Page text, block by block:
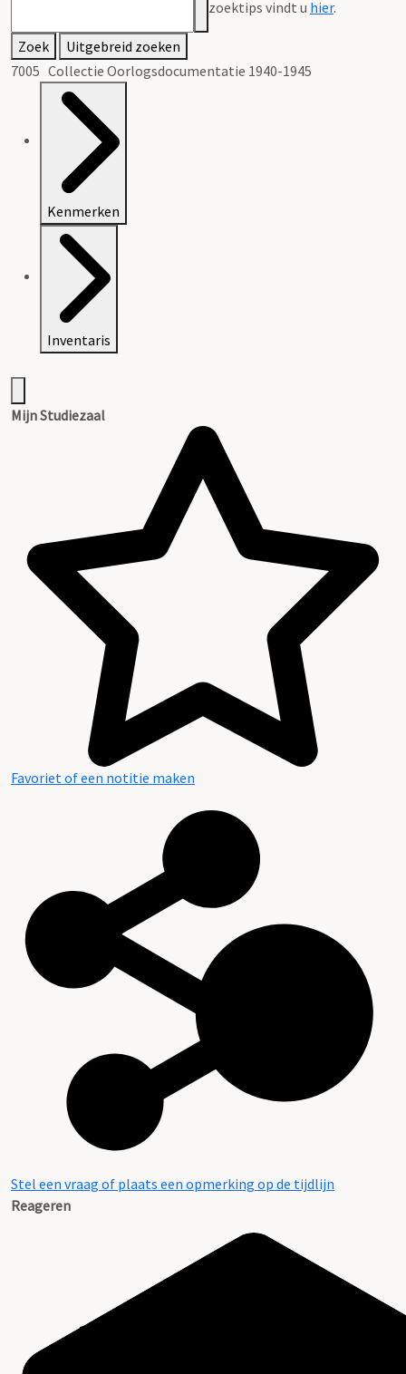
zoektips vindt u hier.
Zoek
Uitgebreid zoeken
7005 Collectie Oorlogsdocumentatie 1940-1945
Kenmerken
Inventaris
Mijn Studiezaal
Favoriet of een notitie maken
Stel een vraag of plaats een opmerking op de tijdlijn
Reageren